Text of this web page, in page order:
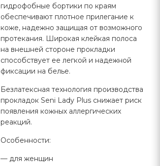
гидрофобные бортики по краям
обеспечивают плотное прилегание к
коже, надежно защищая от возможного
протекания. Широкая клейкая полоса
на внешней стороне прокладки
способствует ее легкой и надежной
фиксации на белье.
Безлатексная технология производства
прокладок Seni Lady Plus снижает риск
появления кожных аллергических
реакций.
Особенности:
— для женщин